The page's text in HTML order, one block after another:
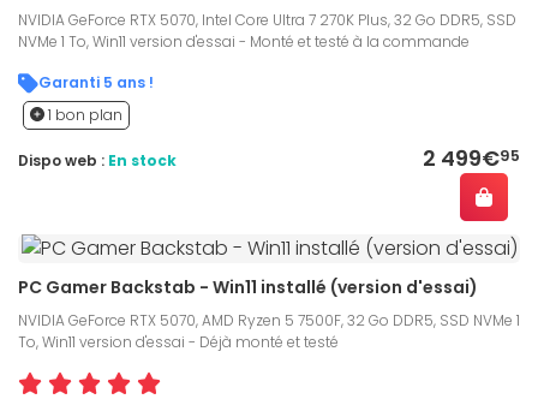
NVIDIA GeForce RTX 5070, Intel Core Ultra 7 270K Plus, 32 Go DDR5, SSD
NVMe 1 To, Win11 version d'essai - Monté et testé à la commande
Garanti 5 ans !
1 bon plan
2 499€95
Dispo web : En stock
PC Gamer Backstab - Win11 installé (version d'essai)
NVIDIA GeForce RTX 5070, AMD Ryzen 5 7500F, 32 Go DDR5, SSD NVMe 1
To, Win11 version d'essai - Déjà monté et testé